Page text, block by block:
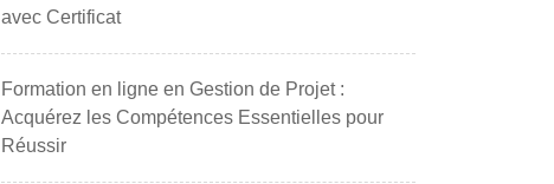
avec Certificat
Formation en ligne en Gestion de Projet :
Acquérez les Compétences Essentielles pour
Réussir